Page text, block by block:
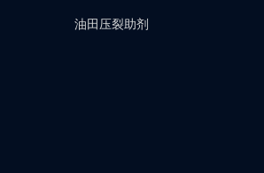
油田压裂助剂